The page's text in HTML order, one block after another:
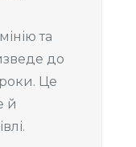
та
до
Це
й